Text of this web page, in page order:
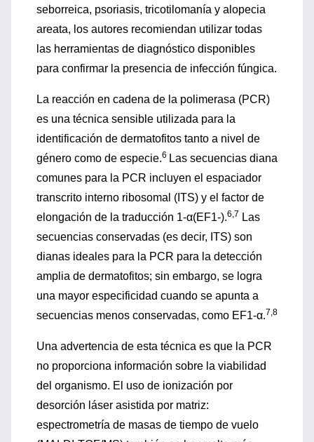
seborreica, psoriasis, tricotilomanía y alopecia
areata, los autores recomiendan utilizar todas
las herramientas de diagnóstico disponibles
para confirmar la presencia de infección fúngica.
La reacción en cadena de la polimerasa (PCR)
es una técnica sensible utilizada para la
identificación de dermatofitos tanto a nivel de
género como de especie.6 Las secuencias diana
comunes para la PCR incluyen el espaciador
transcrito interno ribosomal (ITS) y el factor de
elongación de la traducción 1-α(EF1-).6,7 Las
secuencias conservadas (es decir, ITS) son
dianas ideales para la PCR para la detección
amplia de dermatofitos; sin embargo, se logra
una mayor especificidad cuando se apunta a
secuencias menos conservadas, como EF1-α.7,8
Una advertencia de esta técnica es que la PCR
no proporciona información sobre la viabilidad
del organismo. El uso de ionización por
desorción láser asistida por matriz:
espectrometría de masas de tiempo de vuelo